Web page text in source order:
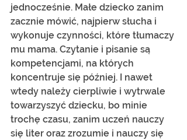
jednocześnie. Małe dziecko zanim
zacznie mówić, najpierw słucha i
wykonuje czynności, które tłumaczy
mu mama. Czytanie i pisanie są
kompetencjami, na których
koncentruje się później. I nawet
wtedy należy cierpliwie i wytrwale
towarzyszyć dziecku, bo minie
trochę czasu, zanim uczeń nauczy
się liter oraz zrozumie i nauczy się